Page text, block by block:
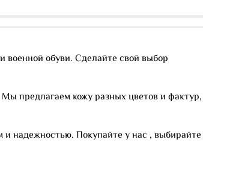
обуви. Сделайте свой выбор
предлагаем кожу разных цветов и фактур,
надежностью. Покупайте у нас , выбирайте